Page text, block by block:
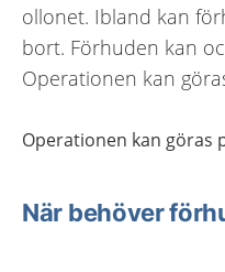
ollonet. Ibland kan
bort. Förhuden kan
Operationen kan
Operationen kan göras
När behöver